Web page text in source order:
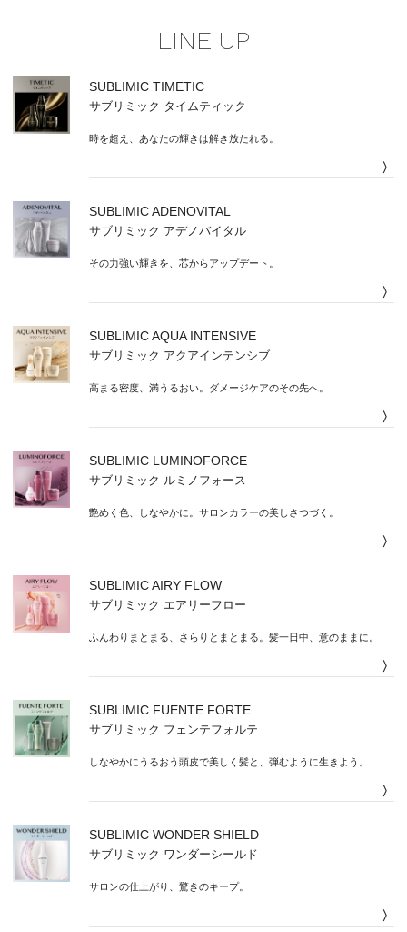
LINE UP
SUBLIMIC TIMETIC
サブリミック タイムティック
時を超え、あなたの輝きは解き放たれる。
〉
SUBLIMIC ADENOVITAL
サブリミック アデノバイタル
その力強い輝きを、芯からアップデート。
〉
SUBLIMIC AQUA INTENSIVE
サブリミック アクアインテンシブ
高まる密度、満うるおい。ダメージケアのその先へ。
〉
SUBLIMIC LUMINOFORCE
サブリミック ルミノフォース
艶めく色、しなやかに。サロンカラーの美しさつづく。
〉
SUBLIMIC AIRY FLOW
サブリミック エアリーフロー
ふんわりまとまる、さらりとまとまる。髪一日中、意のままに。
〉
SUBLIMIC FUENTE FORTE
サブリミック フェンテフォルテ
しなやかにうるおう頭皮で美しく髪と、弾むように生きよう。
〉
SUBLIMIC WONDER SHIELD
サブリミック ワンダーシールド
サロンの仕上がり、驚きのキープ。
〉